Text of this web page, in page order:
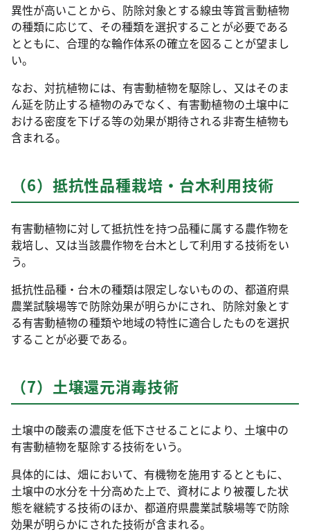
異性が高いことから、防除対象とする線虫等賞言動植物
の種類に応じて、その種類を選択することが必要である
とともに、合理的な輪作体系の確立を図ることが望まし
い。
なお、対抗植物には、有害動植物を駆除し、又はそのま
ん延を防止する植物のみでなく、有害動植物の土壌中に
おける密度を下げる等の効果が期待される非寄生植物も
含まれる。
（6）抵抗性品種栽培・台木利用技術
有害動植物に対して抵抗性を持つ品種に属する農作物を
栽培し、又は当該農作物を台木として利用する技術をい
う。
抵抗性品種・台木の種類は限定しないものの、都道府県
農業試験場等で防除効果が明らかにされ、防除対象とす
る有害動植物の種類や地域の特性に適合したものを選択
することが必要である。
（7）土壌還元消毒技術
土壌中の酸素の濃度を低下させることにより、土壌中の
有害動植物を駆除する技術をいう。
具体的には、畑において、有機物を施用するとともに、
土壌中の水分を十分高めた上で、資材により被覆した状
態を継続する技術のほか、都道府県農業試験場等で防除
効果が明らかにされた技術が含まれる。